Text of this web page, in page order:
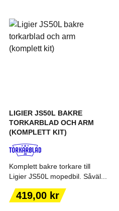
LIGIER JS50L BAKRE
TORKARBLAD OCH ARM
(KOMPLETT KIT)
Komplett bakre torkare till
Ligier JS50L mopedbil. Såväl...
Pris
419,00 kr